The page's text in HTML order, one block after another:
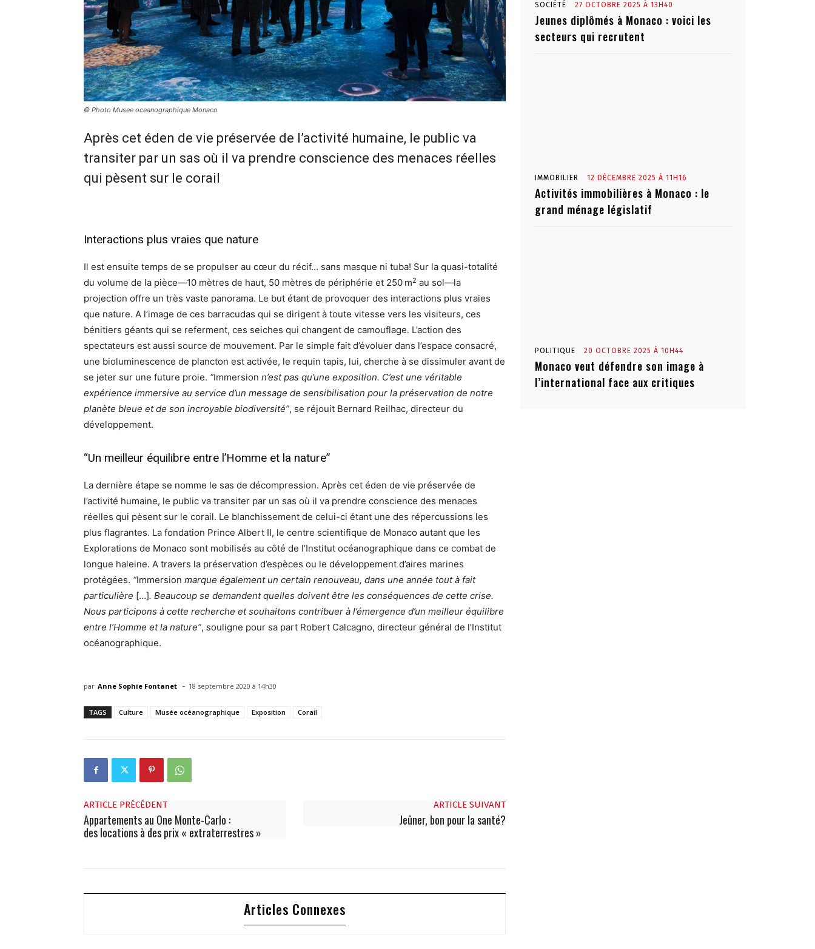
© Photo Musee oceanographique Monaco
Après cet éden de vie préservée de l’activité humaine, le public va
transiter par un sas où il va prendre conscience des menaces réelles
qui pèsent sur le corail
Interactions plus vraies que nature
Il est ensuite temps de se propulser au cœur du récif… sans masque ni tuba! Sur la quasi-totalité
du volume de la pièce—10 mètres de haut, 50 mètres de périphérie et 250 m2 au sol—la
projection offre un très vaste panorama. Le but étant de provoquer des interactions plus vraies
que nature. A l’image de ces barracudas qui se dirigent à toute vitesse vers les visiteurs, ces
bénitiers géants qui se referment, ces seiches qui changent de camouflage. L’action des
spectateurs est aussi source de mouvement. Par le simple fait d’évoluer dans l’espace consacré,
une bioluminescence de plancton est activée, le requin tapis, lui, cherche à se dissimuler avant de
se jeter sur une future proie. “Immersion n’est pas qu’une exposition. C’est une véritable
expérience immersive au service d’un message de sensibilisation pour la préservation de notre
planète bleue et de son incroyable biodiversité”, se réjouit Bernard Reilhac, directeur du
développement.
“Un meilleur équilibre entre l’Homme et la nature”
La dernière étape se nomme le sas de décompression. Après cet éden de vie préservée de
l’activité humaine, le public va transiter par un sas où il va prendre conscience des menaces
réelles qui pèsent sur le corail. Le blanchissement de celui-ci étant une des répercussions les
plus flagrantes. La fondation Prince Albert II, le centre scientifique de Monaco autant que les
Explorations de Monaco sont mobilisés au côté de l’Institut océanographique dans ce combat de
longue haleine. A travers la préservation d’espèces ou le développement d’aires marines
protégées. “Immersion marque également un certain renouveau, dans une année tout à fait
particulière […]. Beaucoup se demandent quelles doivent être les conséquences de cette crise.
Nous participons à cette recherche et souhaitons contribuer à l’émergence d’un meilleur équilibre
entre l’Homme et la nature”, souligne pour sa part Robert Calcagno, directeur général de l’Institut
océanographique.
par Anne Sophie Fontanet - 18 septembre 2020 à 14h30
TAGS Culture Musée océanographique Exposition Corail
ARTICLE PRÉCÉDENT
Appartements au One Monte-Carlo :
des locations à des prix « extraterrestres »
ARTICLE SUIVANT
Jeûner, bon pour la santé?
Articles Connexes
SOCIÉTÉ 27 OCTOBRE 2025 À 13H40
Jeunes diplômés à Monaco : voici les
secteurs qui recrutent
IMMOBILIER 12 DÉCEMBRE 2025 À 11H16
Activités immobilières à Monaco : le
grand ménage législatif
POLITIQUE 20 OCTOBRE 2025 À 10H44
Monaco veut défendre son image à
l’international face aux critiques